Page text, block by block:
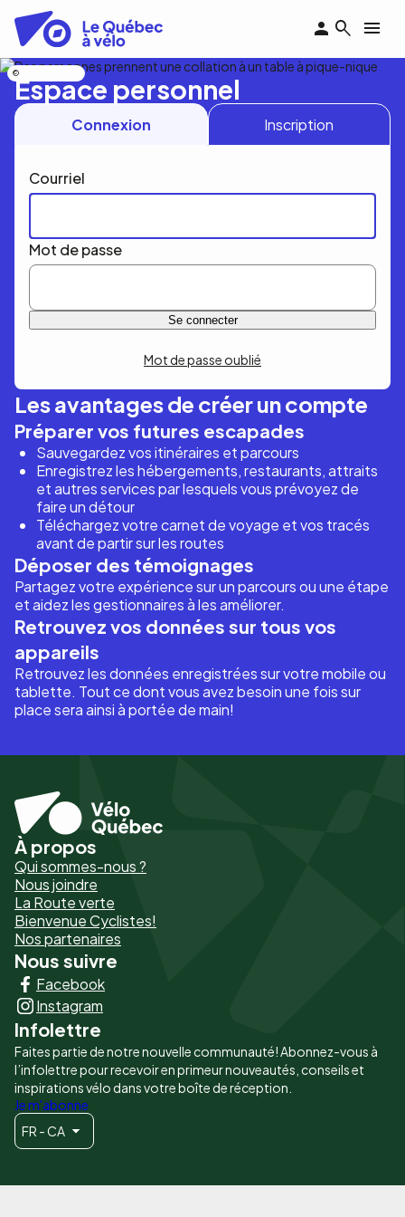
contenu
principal
Espace personnel
Connexion Inscription
Courriel
Mot de passe
Mot de passe oublié
Les avantages de créer un compte
Préparer vos futures escapades
Sauvegardez vos itinéraires et parcours
Enregistrez les hébergements, restaurants, attraits
et autres services par lesquels vous prévoyez de
faire un détour
Téléchargez votre carnet de voyage et vos tracés
avant de partir sur les routes
Déposer des témoignages
Partagez votre expérience sur un parcours ou une étape
et aidez les gestionnaires à les améliorer.
Retrouvez vos données sur tous vos
appareils
Retrouvez les données enregistrées sur votre mobile ou
tablette. Tout ce dont vous avez besoin une fois sur
place sera ainsi à portée de main!
Pied
de
page
-
Liens
principaux
À propos
Qui sommes-nous ?
Nous joindre
La Route verte
Bienvenue Cyclistes!
Nos partenaires
Nous suivre
Facebook
Instagram
Infolettre
Faites partie de notre nouvelle communauté! Abonnez-vous à
l’infolettre pour recevoir en primeur nouveautés, conseils et
inspirations vélo dans votre boîte de réception.
Je m'abonne
FR - CA